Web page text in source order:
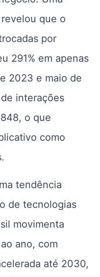
que o
por
291% em apenas
2023 e maio de
interações
o que
como
tendência
de tecnologias
movimenta
ano, com
até 2030,